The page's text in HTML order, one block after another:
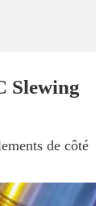
Slewing
de côté